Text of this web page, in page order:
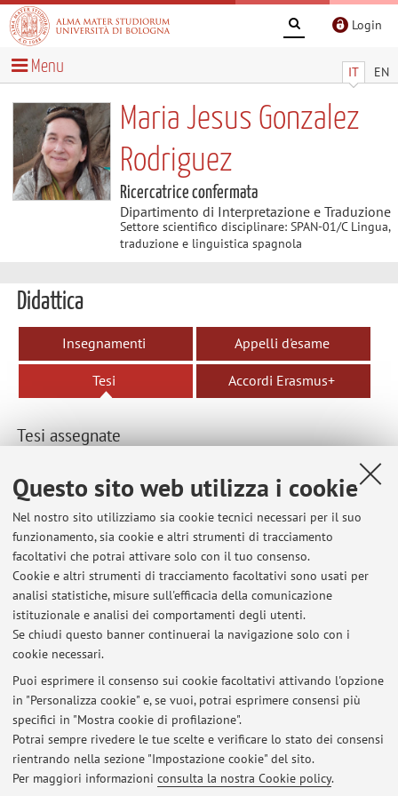
Questo sito web utilizza i cookie
Nel nostro sito utilizziamo sia cookie tecnici necessari per il suo
funzionamento, sia cookie e altri strumenti di tracciamento
facoltativi che potrai attivare solo con il tuo consenso.
Cookie e altri strumenti di tracciamento facoltativi sono usati per
analisi statistiche, misure sull'efficacia della comunicazione
istituzionale e analisi dei comportamenti degli utenti.
Se chiudi questo banner continuerai la navigazione solo con i
cookie necessari.
Puoi esprimere il consenso sui cookie facoltativi attivando l'opzione
in "Personalizza cookie" e, se vuoi, potrai esprimere consensi più
specifici in "Mostra cookie di profilazione".
Potrai sempre rivedere le tue scelte e verificare lo stato dei consensi
rientrando nella sezione "Impostazione cookie" del sito.
Per maggiori informazioni consulta la nostra Cookie policy.
Login
IT EN
Menu
Maria Jesus Gonzalez
Rodriguez
Ricercatrice confermata
Dipartimento di Interpretazione e Traduzione
Settore scientifico disciplinare: SPAN-01/C Lingua,
traduzione e linguistica spagnola
Didattica
Insegnamenti Appelli d'esame
Tesi Accordi Erasmus+
Tesi assegnate
Tesi di Laurea Magistrale
Interpretare la memoria: analisi della prestazione
dell'interprete nel processo "Acosta ed altri"
l’anglicismo in interpretazione simultanea dall’italiano
allo spagnolo: ampliamento del corpus anglintrad e
confronto diacronico 2011–2025
Ultimi avvisi
Al momento non sono presenti avvisi.